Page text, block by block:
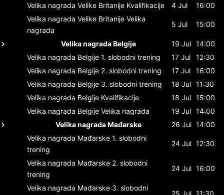
Velika nagrada Velike Britanije Kvalifikacije 4 Jul
16:00
Velika nagrada Velike Britanije Velika
nagrada
5 Jul 15:00
Velika nagrada Belgije 19 Jul 14:00
Velika nagrada Belgije 1. slobodni trening 17 Jul
12:30
Velika nagrada Belgije 2. slobodni trening 17 Jul
16:00
Velika nagrada Belgije 3. slobodni trening 18 Jul 11:30
Velika nagrada Belgije Kvalifikacije 18 Jul 15:00
Velika nagrada Belgije Velika nagrada 19 Jul 14:00
Velika nagrada Mađarske
26 Jul 14:00
Velika nagrada Mađarske 1. slobodni
trening
24 Jul 12:30
Velika nagrada Mađarske 2. slobodni
trening
24 Jul 16:00
Velika nagrada Mađarske 3. slobodni
25 Jul 11:30